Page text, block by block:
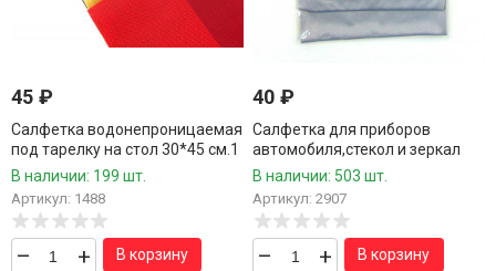
45 ₽
Салфетка водонепроницаемая
под тарелку на стол 30*45 см.1
шт.
В наличии: 199 шт.
Артикул: 1488
– + В корзину
40₽
Салфетка для приборов
автомобиля,стекол и зеркал
35*35 см./120 шт.коробка/1 шт.
В наличии: 503 шт.
Артикул: 2907
– + В корзину